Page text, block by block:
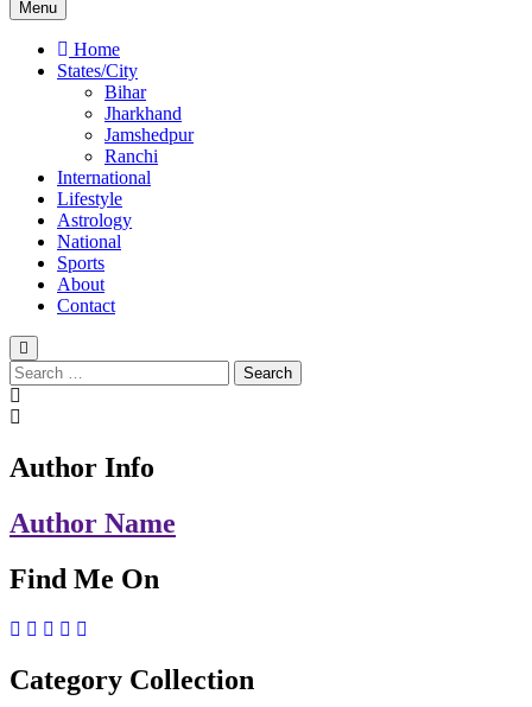
Bharat Samvad Media
Menu
Home
States/City
Bihar
Jharkhand
Jamshedpur
Ranchi
International
Lifestyle
Astrology
National
Sports
About
Contact
Search
for:
Author Info
Author Name
Find Me On
Category Collection